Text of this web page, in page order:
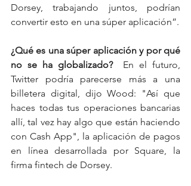
Dorsey, trabajando juntos, podrían
¿Qué es una súper aplicación y por qué
no se ha globalizado?
  En el futuro,
Twitter podría parecerse más a una
billetera digital, dijo Wood: "Así que
haces todas tus operaciones bancarias
allí, tal vez hay algo que están haciendo
con Cash App", la aplicación de pagos
en línea desarrollada por Square, la
firma fintech de Dorsey.